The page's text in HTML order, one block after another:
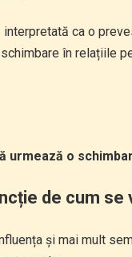
ca o
în relațiile
urmează o
de cum se
și mai mult